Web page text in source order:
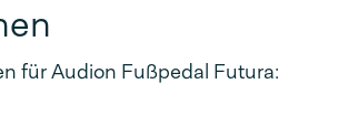
für Audion Fußpedal Futura: